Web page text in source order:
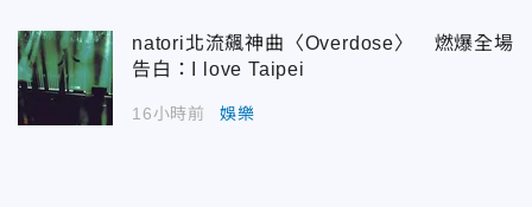
natori北流飆神曲〈Overdose〉 燃爆全場
告白：I love Taipei
16小時前 娛樂